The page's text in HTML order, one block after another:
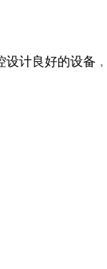
计良好的设备